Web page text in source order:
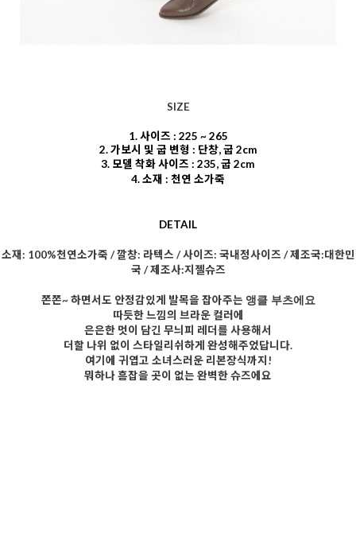
SIZE
1. 사이즈 : 225 ~ 265
2. 가보시 및 굽 변형 : 단창, 굽 2cm
3. 모델 착화 사이즈 : 235, 굽 2cm
4. 소재 : 천연 소가죽
DETAIL
소재: 100%천연소가죽 / 깔창: 라텍스 / 사이즈: 국내정사이즈 / 제조국:대한민
국 / 제조사:지젤슈즈
쫀쫀~ 하면서도 안정감있게 발목을 잡아주는 앵클 부츠에요
따듯한 느낌의 브라운 컬러에
은은한 멋이 담긴 무늬피 레더를 사용해서
더할 나위 없이 스타일리쉬하게 완성해주었답니다.
여기에 귀엽고 소녀스러운 리본장식까지!
뭐하나 흠잡을 곳이 없는 완벽한 슈즈에요